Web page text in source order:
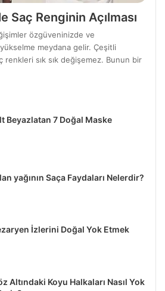
Saç Renginin Açılması
özgüveninizde ve
meydana gelir. Çeşitli
renkleri sık sık değişemez. Bunun bir
Beyazlatan 7 Doğal Maske
yağının Saça Faydaları Nelerdir?
İzlerini Doğal Yok Etmek
Altındaki Koyu Halkaları Nasıl Yok